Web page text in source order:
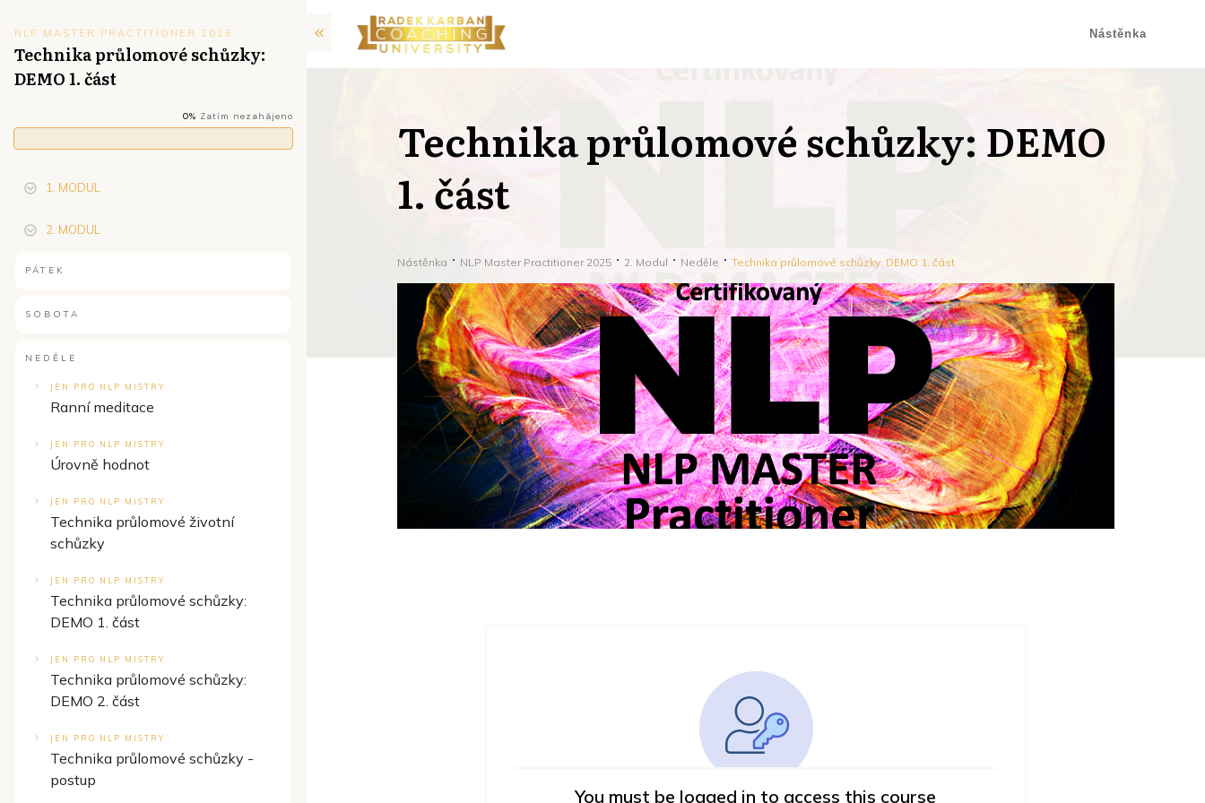
Nástěnka
Technika průlomové schůzky: DEMO
1. část
Nástěnka NLP Master Practitioner 2025 2. Modul Neděle Technika průlomové schůzky: DEMO 1. část
You must be logged in to access this course
NLP MASTER PRACTITIONER 2025
Technika průlomové schůzky:
DEMO 1. část
0% Zatím nezahájeno
1. MODUL
2. MODUL
PÁTEK
SOBOTA
NEDĚLE
JEN PRO NLP MISTRY
Ranní meditace
JEN PRO NLP MISTRY
Úrovně hodnot
JEN PRO NLP MISTRY
Technika průlomové životní
schůzky
JEN PRO NLP MISTRY
Technika průlomové schůzky:
DEMO 1. část
JEN PRO NLP MISTRY
Technika průlomové schůzky:
DEMO 2. část
JEN PRO NLP MISTRY
Technika průlomové schůzky -
postup